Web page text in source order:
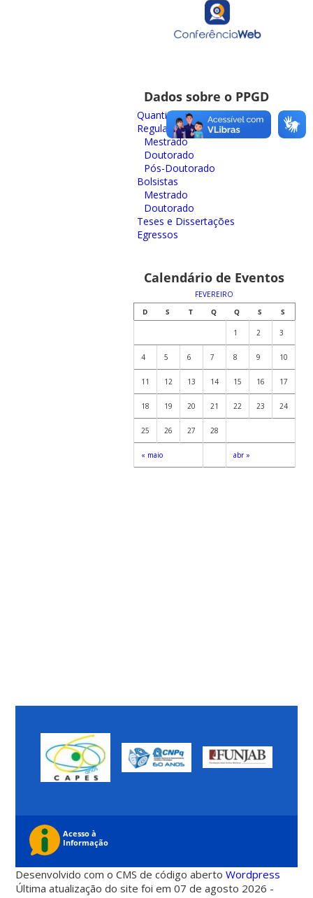
Dados sobre o PPGD
Quantitativos
Regulares
Mestrado
Doutorado
Pós-Doutorado
Bolsistas
Mestrado
Doutorado
Teses e Dissertações
Egressos
Calendário de Eventos
FEVEREIRO
D
S T Q Q S S
« maio abr »
1 2 3
4 5 6 7 8 9 10
11 12 13 14 15 16 17
18 19 20 21 22 23 24
25 26 27 28
Desenvolvido com o CMS de código abertoWordpress
Última atualização do site foi em 07 de agosto 2026 -